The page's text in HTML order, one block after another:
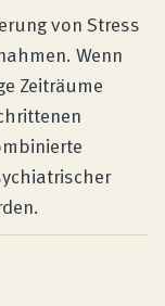
von Stress
Wenn
Zeiträume